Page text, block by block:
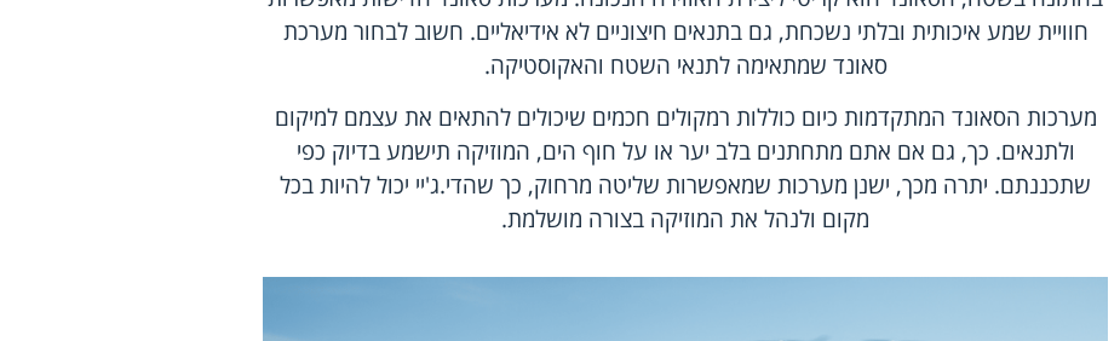
חוויית שמע איכותית ובלתי נשכחת, גם בתנאים חיצוניים לא אידיאליים. חשוב לבחור מערכת
סאונד שמתאימה לתנאי השטח והאקוסטיקה.
מערכות הסאונד המתקדמות כיום כוללות רמקולים חכמים שיכולים להתאים את עצמם למיקום
ולתנאים. כך, גם אם אתם מתחתנים בלב יער או על חוף הים, המוזיקה תישמע בדיוק כפי
שתכננתם. יתרה מכך, ישנן מערכות שמאפשרות שליטה מרחוק, כך שהדי.ג'יי יכול להיות בכל
מקום ולנהל את המוזיקה בצורה מושלמת.